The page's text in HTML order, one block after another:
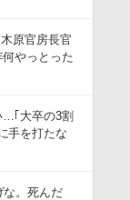
原官房長官
やっとった
…｢大卒の3割
手を打たな
な。死んだ